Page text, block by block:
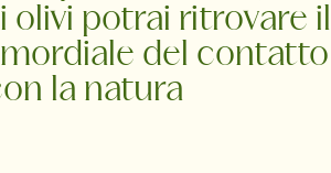
olivi potrai ritrovare il
del contatto
la natura